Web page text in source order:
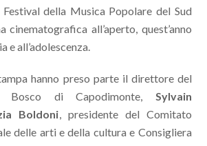
della Musica Popolare del Sud
cinematografica all’aperto, quest’anno
e all’adolescenza.
hanno preso parte il direttore del
Bosco di Capodimonte, Sylvain
Boldoni , presidente del Comitato
delle arti e della cultura e Consigliera